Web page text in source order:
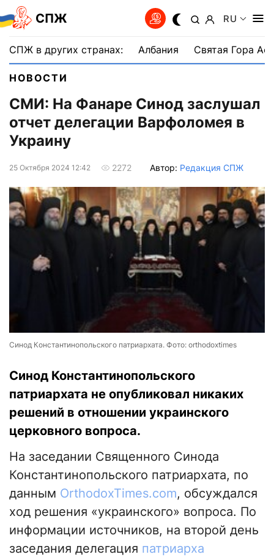
СПЖ RU
СПЖ в других странах: Албания Святая Гора
НОВОСТИ
СМИ: На Фанаре Синод заслушал
отчет делегации Варфоломея в
Украину
25 Октября 2024 12:42 2272 Автор: Редакция СПЖ
Синод Константинопольского патриархата. Фото: orthodoxtimes
Синод Константинопольского
патриархата не опубликовал никаких
решений в отношении украинского
церковного вопроса.
На заседании Священного Синода
Константинопольского патриархата, по
данным OrthodoxTimes.com, обсуждался
ход решения «украинского» вопроса. По
информации источников, на второй день
заседания делегация патриарха